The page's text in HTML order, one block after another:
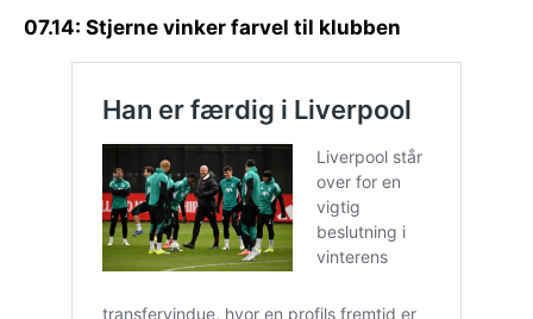
07.14: Stjerne vinker farvel til klubben